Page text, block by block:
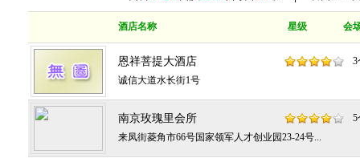
酒店名称 星级 会
恩祥菩提大酒店
3
诚信大道水长街1号
南京玫瑰里会所
5
来凤街菱角市66号国家领军人才创业园23-24号...